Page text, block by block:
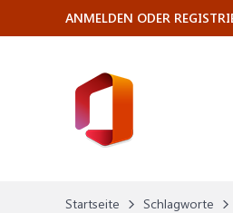
Startseite Schlagworte
ANMELDEN ODER